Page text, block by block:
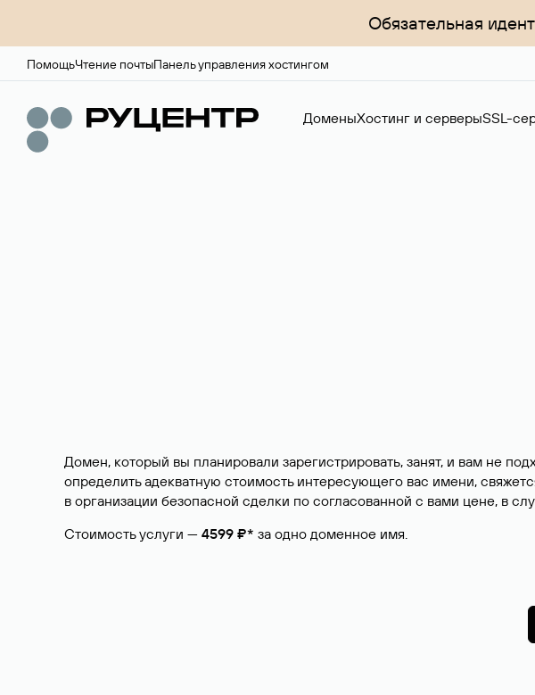
Обязательная
ПомощьЧтение почтыПанель управления хостингом
ДоменыХостинг и серверыSSL-
Домен, который вы планировали зарегистрировать, занят, и вам не
определить адекватную стоимость интересующего вас имени,
в организации безопасной сделки по согласованной с вами цене, в
Стоимость услуги — 4599 ₽* за одно доменное имя.